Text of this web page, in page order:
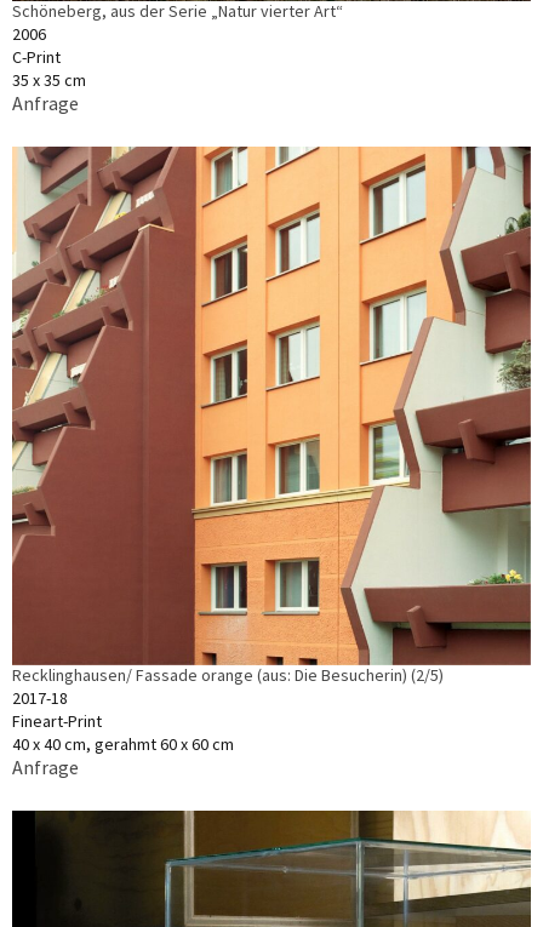
Schöneberg, aus der Serie „Natur vierter Art“
2006
C-Print
35 x 35 cm
Anfrage
Recklinghausen/ Fassade orange (aus: Die Besucherin) (2/5)
2017-18
Fineart-Print
40 x 40 cm, gerahmt 60 x 60 cm
Anfrage